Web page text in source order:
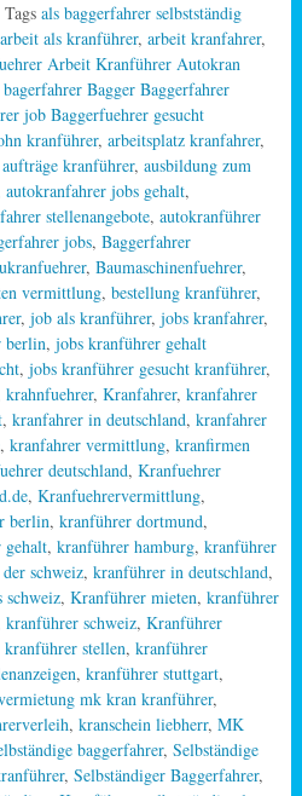
Tags als baggerfahrer selbstständig
arbeit als kranführer, arbeit kranfahrer,
Arbeit Kranführer Autokran
Bagger Baggerfahrer
job Baggerfuehrer gesucht
kranführer, arbeitsplatz kranfahrer,
aufträge kranführer, ausbildung zum
autokranfahrer jobs gehalt,
stellenangebote, autokranführer
jobs, Baggerfahrer
, Baumaschinenfuehrer,
vermittlung, bestellung kranführer,
, job als kranführer, jobs kranfahrer,
berlin, jobs kranführer gehalt
, jobs kranführer gesucht kranführer,
krahnfuehrer, Kranfahrer, kranfahrer
, kranfahrer in deutschland, kranfahrer
, kranfahrer vermittlung, kranfirmen
deutschland, Kranfuehrer
, Kranfuehrervermittlung,
berlin, kranführer dortmund,
, kranführer hamburg, kranführer
schweiz, kranführer in deutschland,
schweiz, Kranführer mieten, kranführer
kranführer schweiz, Kranführer
kranführer stellen, kranführer
, kranführer stuttgart,
mk kran kranführer,
, kranschein liebherr, MK
baggerfahrer, Selbständige
, Selbständiger Baggerfahrer,